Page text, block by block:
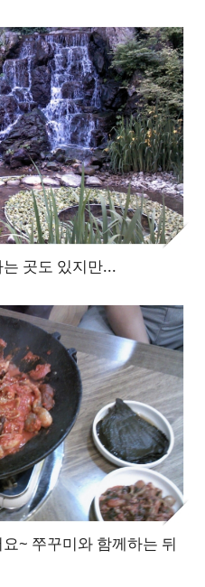
곳도 있지만...
~ 쭈꾸미와 함께하는 뒤